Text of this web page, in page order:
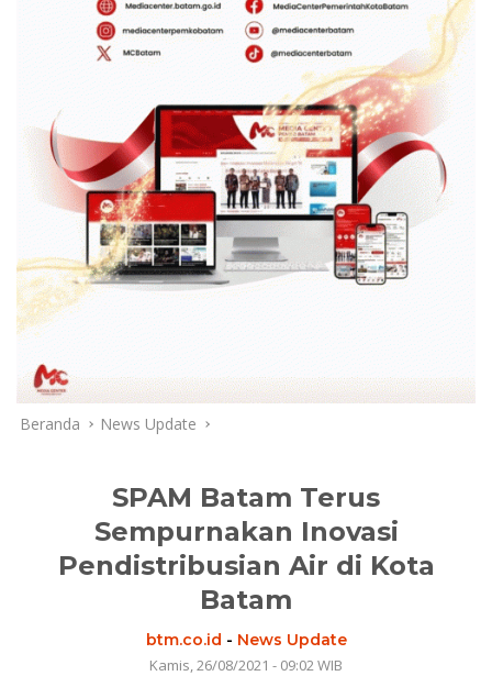
Beranda News Update
SPAM Batam Terus
Sempurnakan Inovasi
Pendistribusian Air di Kota
Batam
btm.co.id - News Update
Kamis, 26/08/2021 - 09:02 WIB